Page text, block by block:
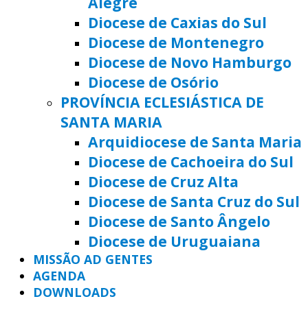
Diocese de Caxias do Sul
Diocese de Montenegro
Diocese de Novo Hamburgo
Diocese de Osório
PROVÍNCIA ECLESIÁSTICA DE
SANTA MARIA
Arquidiocese de Santa Maria
Diocese de Cachoeira do Sul
Diocese de Cruz Alta
Diocese de Santa Cruz do Sul
Diocese de Santo Ângelo
Diocese de Uruguaiana
MISSÃO AD GENTES
AGENDA
DOWNLOADS